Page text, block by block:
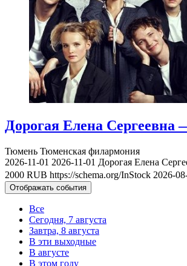
Дорогая Елена
Тюмень Тюменская филармония
2026-11-01 2026-11-01 Дорогая Елена
2000 RUB https://schema.org/InStock 2026-
Отображать события
Все
Сегодня, 7 августа
Завтра, 8 августа
В эти выходные
В августе
В этом году